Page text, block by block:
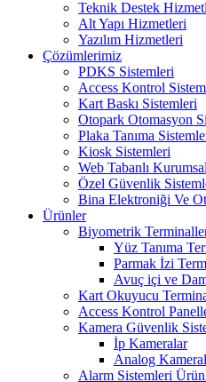
Teknik Destek
Alt Yapı Hizmetleri
Yazılım Hizmetleri
Çözümlerimiz
PDKS Sistemleri
Access Kontrol
Kart Baskı Sistemleri
Otopark Otomasyon
Plaka Tanıma
Kiosk Sistemleri
Web Tabanlı
Özel Güvenlik
Bina Elektroniği Ve
Ürünler
Biyometrik
Yüz Tanıma
Parmak İzi
Avuç içi ve
Kart Okuyucu
Access Kontrol
Kamera Güvenlik
İp Kameralar
Analog
Alarm Sistemleri